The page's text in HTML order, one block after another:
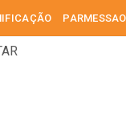
PARMESSAO